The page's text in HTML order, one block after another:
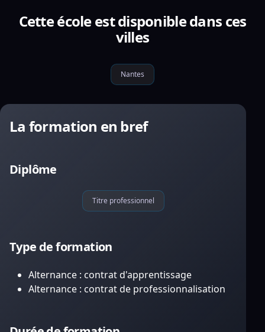
Cette école est disponible dans ces
villes
Nantes
La formation en bref
Diplôme
Titre professionnel
Type de formation
Alternance : contrat d'apprentissage
Alternance : contrat de professionnalisation